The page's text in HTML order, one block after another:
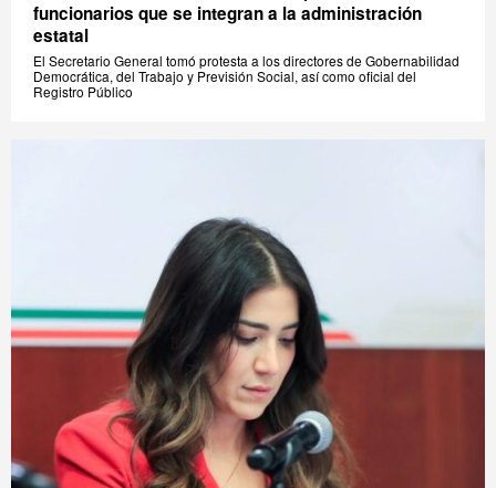
funcionarios que se integran a la administración
estatal
El Secretario General tomó protesta a los directores de Gobernabilidad
Democrática, del Trabajo y Previsión Social, así como oficial del
Registro Público